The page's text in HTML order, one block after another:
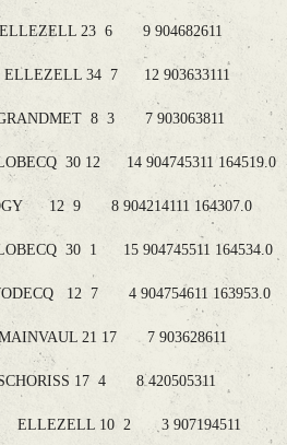
23 6 9 904682611
34 7 12 903633111
8 3 7 903063811
30 12 14 904745311 164519.0
12 9 8 904214111 164307.0
30 1 15 904745511 164534.0
12 7 4 904754611 163953.0
21 17 7 903628611
17 4 8 420505311
ELLEZELL 10 2 3 907194511